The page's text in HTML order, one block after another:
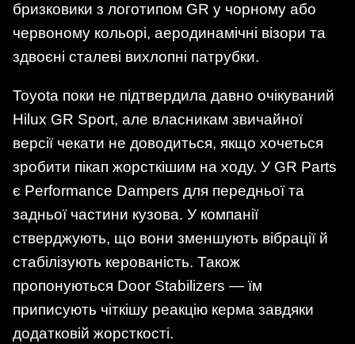
бризковики з логотипом GR у чорному або
червоному кольорі, аеродинамічні візори та
здвоєні сталеві вихлопні патрубки.
Toyota поки не підтвердила давно очікуваний
Hilux GR Sport, але власникам звичайної
версії чекати не доводиться, якщо хочеться
зробити пікап жорсткішим на ходу. У GR Parts
є Performance Dampers для передньої та
задньої частини кузова. У компанії
стверджують, що вони зменшують вібрації й
стабілізують керованість. Також
пропонуються Door Stabilizers — їм
приписують чіткішу реакцію керма завдяки
додатковій жорсткості.